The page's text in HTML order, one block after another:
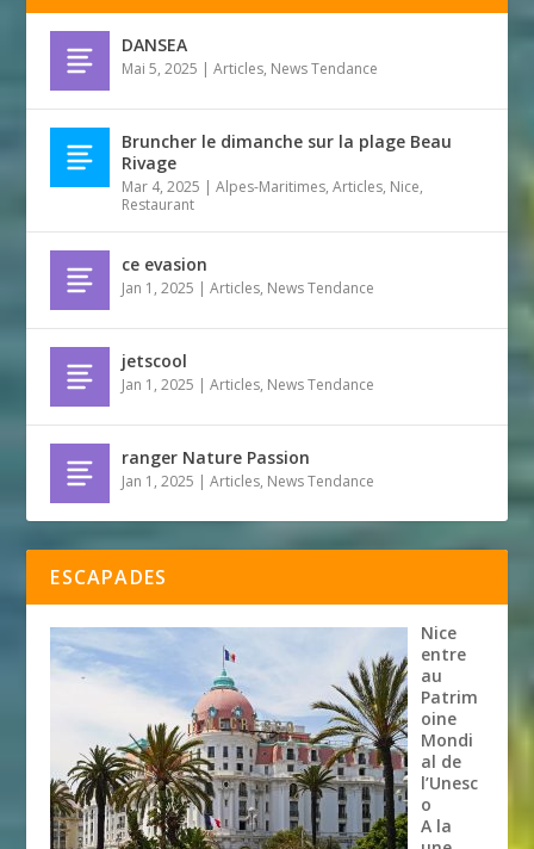
DANSEA
Mai 5, 2025 |Articles, News Tendance
Bruncher le dimanche sur la plage Beau
Rivage
Mar 4, 2025 |Alpes-Maritimes,Articles, Nice,
Restaurant
ce evasion
Jan 1, 2025 |Articles, News Tendance
jetscool
Jan 1, 2025 |Articles, News Tendance
ranger Nature Passion
Jan 1, 2025 |Articles, News Tendance
ESCAPADES
Nice
entre
au
Patrim
oine
Mondi
al de
l’Unesc
o
A la